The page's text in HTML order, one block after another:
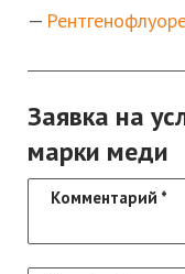
Заявка на
марки меди
Комментарий *